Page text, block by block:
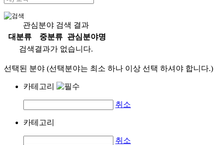
관심분야 검색 결과
대분류
중분류
관심분야명
검색결과가 없습니다.
선택된 분야 (선택분야는 최소 하나 이상 선택 하셔야 합니다.)
카테고리
취소
카테고리
취소